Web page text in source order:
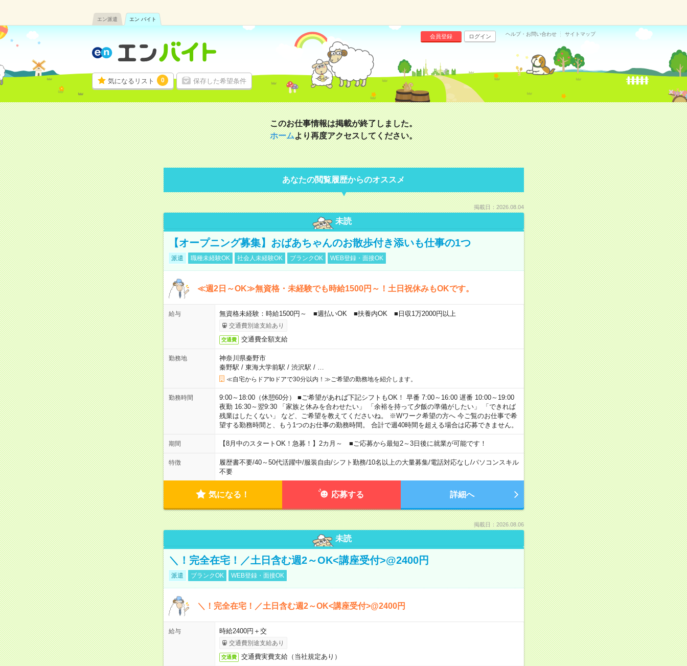
エン派遣 エン バイト
気になるリスト 0 保存した希望条件
会員登録 ログイン ヘルプ・お問い合わせ サイトマップ
このお仕事情報は掲載が終了しました。
ホームより再度アクセスしてください。
あなたの閲覧履歴からのオススメ
掲載日：2026.08.04
未読
【オープニング募集】おばあちゃんのお散歩付き添いも仕事の1つ
派遣 職種未経験OK 社会人未経験OK ブランクOK WEB登録・面接OK
≪週2日～OK≫無資格・未経験でも時給1500円～！土日祝休みもOKです。
給与 無資格未経験：時給1500円～ ■週払いOK ■扶養内OK ■日収1万2000円以上
交通費別途支給あり
交通費 交通費全額支給
勤務地
神奈川県秦野市
秦野駅 / 東海大学前駅 / 渋沢駅 / …
≪自宅からドアtoドアで30分以内！≫ご希望の勤務地を紹介します。
勤務時間
9:00～18:00（休憩60分） ■ご希望があれば下記シフトもOK！ 早番 7:00～16:00 遅番 10:00～19:00
夜勤 16:30～翌9:30 「家族と休みを合わせたい」 「余裕を持って夕飯の準備がしたい」 「できれば
残業はしたくない」 など、ご希望を教えてくださいね。 ※Wワーク希望の方へ 今ご覧のお仕事で希
望する勤務時間と、もう1つのお仕事の勤務時間。 合計で週40時間を超える場合は応募できません。
期間 【8月中のスタートOK！急募！】2カ月～ ■ご応募から最短2～3日後に就業が可能です！
特徴 履歴書不要/40～50代活躍中/服装自由/シフト勤務/10名以上の大量募集/電話対応なし/パソコンスキル
不要
気になる！ 応募する 詳細へ
掲載日：2026.08.06
未読
＼！完全在宅！／土日含む週2～OK<講座受付>@2400円
派遣 ブランクOK WEB登録・面接OK
＼！完全在宅！／土日含む週2～OK<講座受付>@2400円
給与 時給2400円＋交
交通費別途支給あり
交通費 交通費実費支給（当社規定あり）